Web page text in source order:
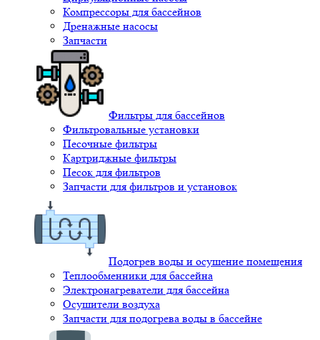
Компрессоры для бассейнов
Дренажные насосы
Запчасти
Фильтры для бассейнов
Фильтровальные установки
Песочные фильтры
Картриджные фильтры
Песок для фильтров
Запчасти для фильтров и установок
Подогрев воды и осушение помещения
Теплообменники для бассейна
Электронагреватели для бассейна
Осушители воздуха
Запчасти для подогрева воды в бассейне